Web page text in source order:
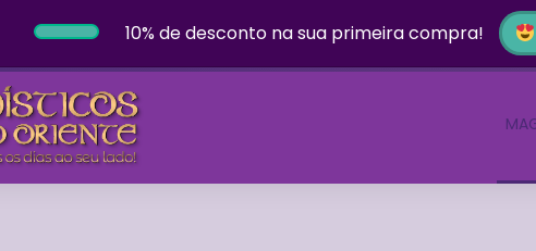
10% de desconto na sua primeira compra!